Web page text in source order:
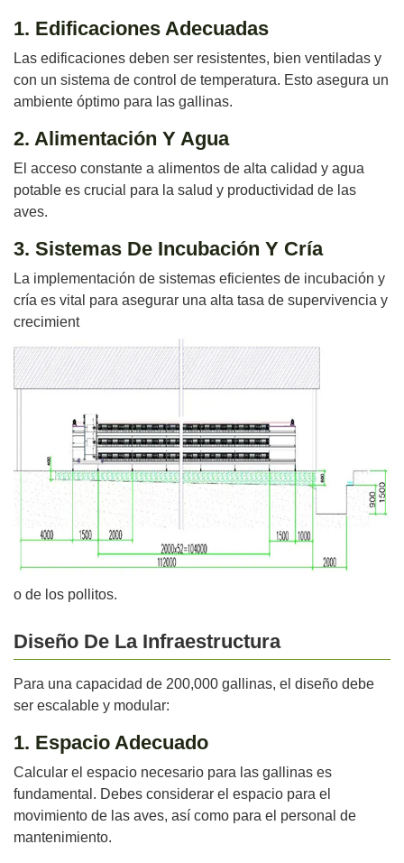
1. Edificaciones Adecuadas
Las edificaciones deben ser resistentes, bien ventiladas y
con un sistema de control de temperatura. Esto asegura un
ambiente óptimo para las gallinas.
2. Alimentación Y Agua
El acceso constante a alimentos de alta calidad y agua
potable es crucial para la salud y productividad de las
aves.
3. Sistemas De Incubación Y Cría
La implementación de sistemas eficientes de incubación y
cría es vital para asegurar una alta tasa de supervivencia y
crecimient
o de los pollitos.
Diseño De La Infraestructura
Para una capacidad de 200,000 gallinas, el diseño debe
ser escalable y modular:
1. Espacio Adecuado
Calcular el espacio necesario para las gallinas es
fundamental. Debes considerar el espacio para el
movimiento de las aves, así como para el personal de
mantenimiento.